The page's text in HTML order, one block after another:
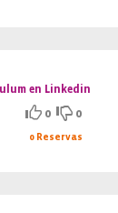
en Linkedin
0 0
0 Reservas